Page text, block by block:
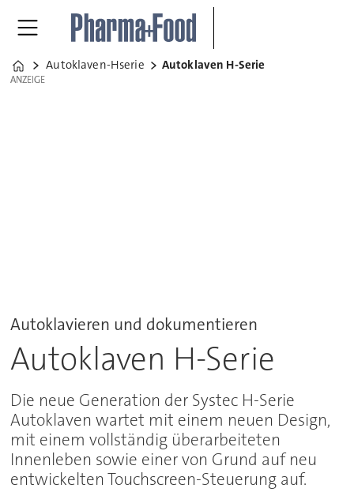
Home
Autoklaven-Hserie Autoklaven H-Serie
ANZEIGE
ANZEIGE
Autoklavieren und dokumentieren
Autoklaven H-Serie
Die neue Generation der Systec H-Serie
Autoklaven wartet mit einem neuen Design,
mit einem vollständig überarbeiteten
Innenleben sowie einer von Grund auf neu
entwickelten Touchscreen-Steuerung auf.